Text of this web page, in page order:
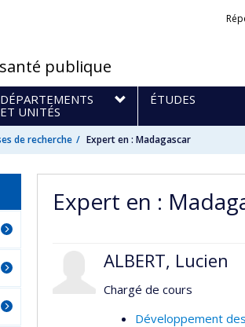
publique
DÉPARTEMENTS
ET UNITÉS
ÉTUDES
de recherche Expert en : Madagascar
Expert en :
ALBERT, Lucien
Chargé de cours
Développement